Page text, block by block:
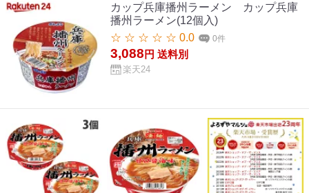
カップ兵庫播州ラーメン カップ兵庫
播州ラーメン(12個入)
☆ ☆ ☆ ☆ ☆ 0.0
0件
3,088 円 送料別
楽天24